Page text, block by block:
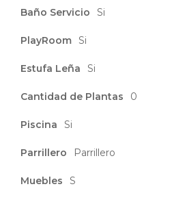
Baño Servicio Si
PlayRoom Si
Estufa Leña Si
Cantidad de Plantas 0
Piscina Si
Parrillero Parrillero
Muebles S